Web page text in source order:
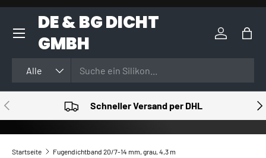
DIREKT ZUM INHALT
DE & BG DICHT
GMBH
Alle
Einloggen
VORHERIGE Schneller Versand per DHL
Startseite Fugendichtband 20/7-14 mm, grau, 4,3 m